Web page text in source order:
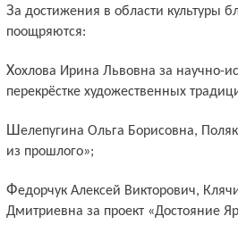
За достижения в области культуры благодарностью губернатора Ярославской области
поощряются:
Хохлова Ирина Львовна за научно-исследовательский проект «Иконы Рыбинска: на
перекрёстке художественных
Шелепугина Ольга Борисовна, Полякова Ольга Борисовна за проект «Возвращённые
из прошлого»;
Федорчук Алексей Викторович, Клячина Александра Николаевна, Рыбцева Лариса
Дмитриевна за проект «Достояние